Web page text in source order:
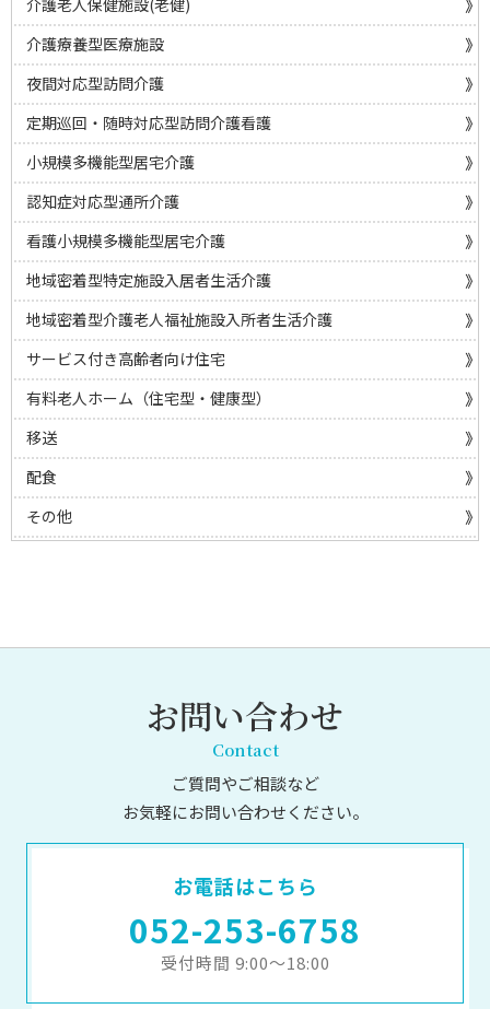
介護老人保健施設(老健)
介護療養型医療施設
夜間対応型訪問介護
定期巡回・随時対応型訪問介護看護
小規模多機能型居宅介護
認知症対応型通所介護
看護小規模多機能型居宅介護
地域密着型特定施設入居者生活介護
地域密着型介護老人福祉施設入所者生活介護
サービス付き高齢者向け住宅
有料老人ホーム（住宅型・健康型）
移送
配食
その他
お問い合わせ
Contact
ご質問やご相談など
お気軽にお問い合わせください。
お電話はこちら
052-253-6758
受付時間 9:00～18:00